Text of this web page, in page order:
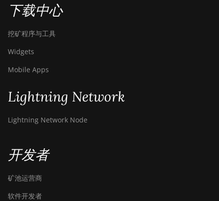
下载中心
挖矿程序与工具
Widgets
Mobile Apps
Lightning Network
Lightning Network Node
开发者
矿池运营商
软件开发者